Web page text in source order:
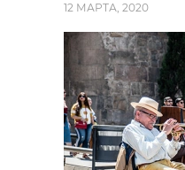
12 МАРТА, 2020